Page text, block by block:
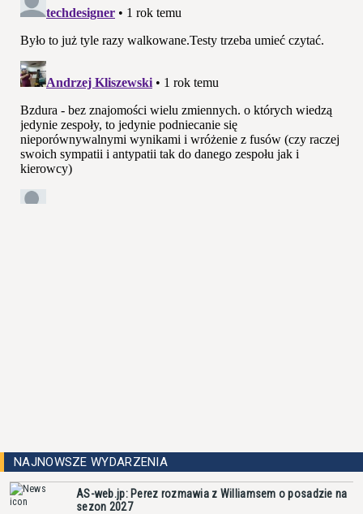
NAJNOWSZE WYDARZENIA
AS-web.jp: Perez rozmawia z Williamsem o posadzie na
sezon 2027